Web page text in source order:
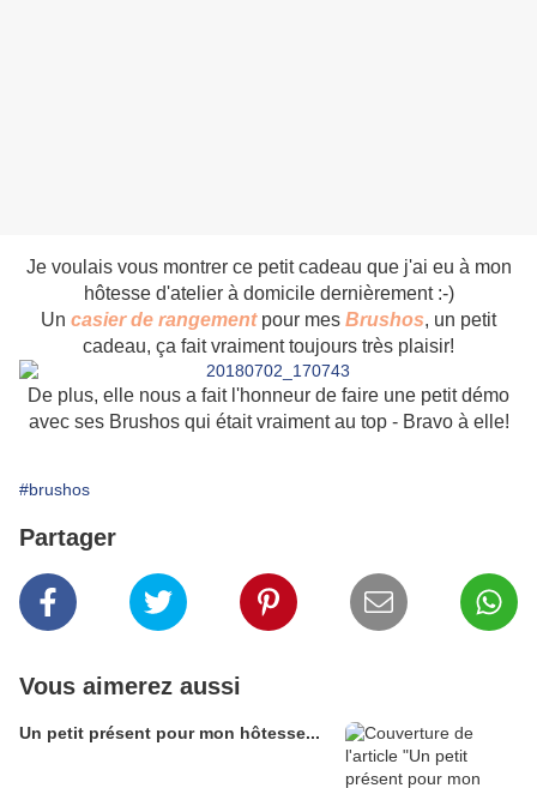
Je voulais vous montrer ce petit cadeau que j'ai eu à mon
hôtesse d'atelier à domicile dernièrement :-)
Un casier de rangementpour mes Brushos, un petit
cadeau, ça fait vraiment toujours très plaisir!
De plus, elle nous a fait l'honneur de faire une petit démo
avec ses Brushos qui était vraiment au top - Bravo à elle!
#brushos
Partager
Vous aimerez aussi
Un petit présent pour mon hôtesse...